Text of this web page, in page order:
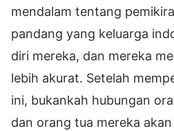
mendalam tentang
pandang yang keluarga
diri mereka, dan mereka
lebih akurat. Setelah
ini, bukankah hubungan
dan orang tua mereka